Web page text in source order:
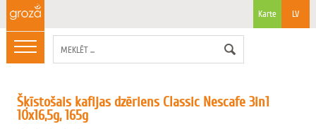
LV
Karte
Šķīstošais kafijas dzēriens Classic Nescafe 3in1
10x16,5g, 165g